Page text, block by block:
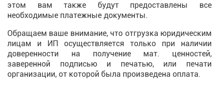
этом вам также будут предоставлены все
необходимые платежные документы.
Обращаем ваше внимание, что отгрузка юридическим
лицам и ИП осуществляется только при наличии
доверенности на получение мат. ценностей,
заверенной подписью и печатью, или печати
организации, от которой была произведена оплата.